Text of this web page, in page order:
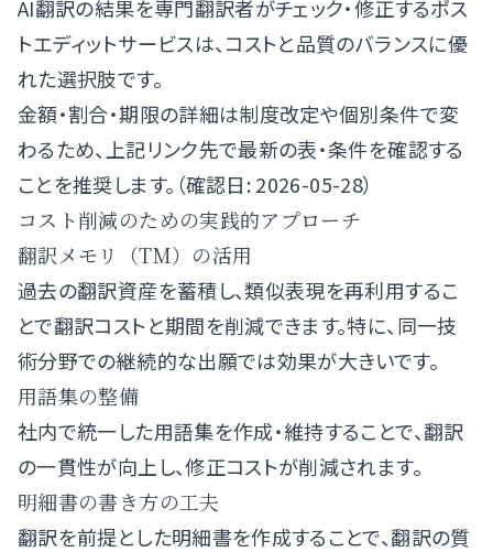
AI翻訳の結果を専門翻訳者がチェック・修正するポス
トエディットサービスは、コストと品質のバランスに優
れた選択肢です。
金額・割合・期限の詳細は制度改定や個別条件で変
わるため、上記リンク先で最新の表・条件を確認する
ことを推奨します。（確認日: 2026-05-28）
コスト削減のための実践的アプローチ
翻訳メモリ（TM）の活用
過去の翻訳資産を蓄積し、類似表現を再利用するこ
とで翻訳コストと期間を削減できます。特に、同一技
術分野での継続的な出願では効果が大きいです。
用語集の整備
社内で統一した用語集を作成・維持することで、翻訳
の一貫性が向上し、修正コストが削減されます。
明細書の書き方の工夫
翻訳を前提とした明細書を作成することで、翻訳の質